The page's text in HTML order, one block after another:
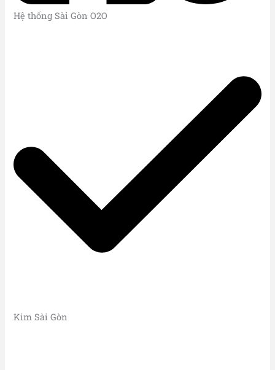
Hệ thống Sài Gòn O2O
Kim Sài Gòn